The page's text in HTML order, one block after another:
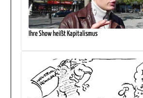
Ihre Show heißt Kapitalismus